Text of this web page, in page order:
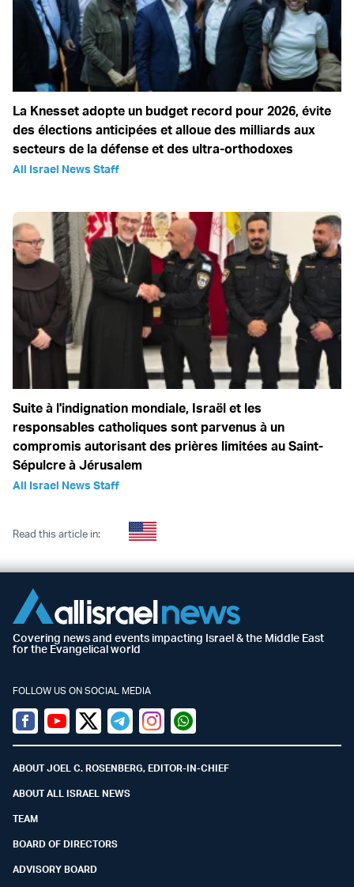
La Knesset adopte un budget record pour 2026, évite
des élections anticipées et alloue des milliards aux
secteurs de la défense et des ultra-orthodoxes
All Israel News Staff
Suite à l'indignation mondiale, Israël et les
responsables catholiques sont parvenus à un
compromis autorisant des prières limitées au Saint-
Sépulcre à Jérusalem
All Israel News Staff
Read this article in:
Covering news and events impacting Israel & the Middle East
for the Evangelical world
FOLLOW US ON SOCIAL MEDIA
Facebook
YoutubeTwitter (X)
TelegramInstagramWhatsapp
ABOUT JOEL C. ROSENBERG, EDITOR-IN-CHIEF
ABOUT ALL ISRAEL NEWS
TEAM
BOARD OF DIRECTORS
ADVISORY BOARD